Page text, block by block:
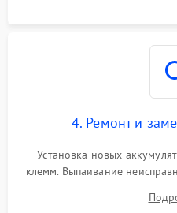
4. Ремонт и
Установка новых
клемм. Выпаивание
цепи зарядки и
Восстановление